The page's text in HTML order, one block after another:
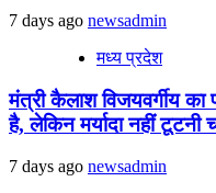
7 days ago newsadmin
मध्य प्रदेश
मंत्री कैलाश विजयवर्गीय
है, लेकिन मर्यादा नहीं टूटनी
7 days ago newsadmin